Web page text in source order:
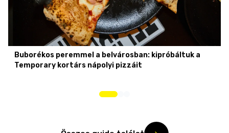
Buborékos peremmel a belvárosban: kipróbáltuk a
Temporary kortárs nápolyi pizzáit